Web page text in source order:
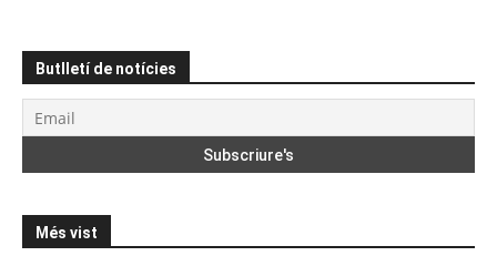
Butlletí de notícies
Més vist